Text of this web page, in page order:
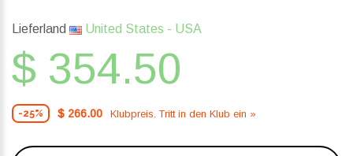
Lieferland United States - USA
$ 354.50
-25% $ 266.00 Klubpreis. Tritt in den Klub ein »